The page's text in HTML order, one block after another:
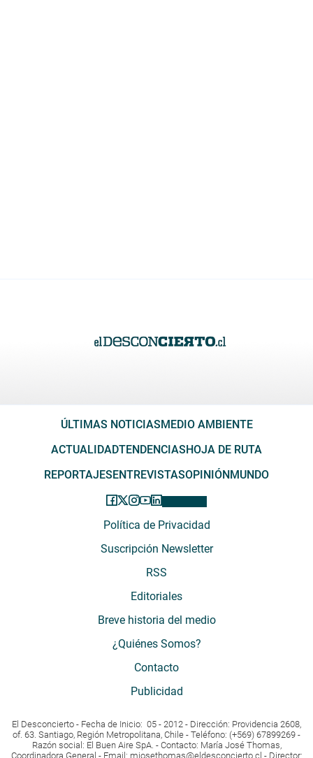
ÚLTIMAS NOTICIAS MEDIO AMBIENTE
ACTUALIDADTENDENCIAS HOJA DE RUTA
REPORTAJES ENTREVISTASOPINIÓN MUNDO
Política de Privacidad
Suscripción Newsletter
RSS
Editoriales
Breve historia del medio
¿Quiénes Somos?
Contacto
Publicidad
El Desconcierto - Fecha de Inicio: 05 - 2012 - Dirección: Providencia 2608,
of. 63. Santiago, Región Metropolitana, Chile - Teléfono: (+569) 67899269 -
Razón social: El Buen Aire SpA. - Contacto: María José Thomas,
Coordinadora General - Email: mjosethomas@eldesconcierto.cl - Director: